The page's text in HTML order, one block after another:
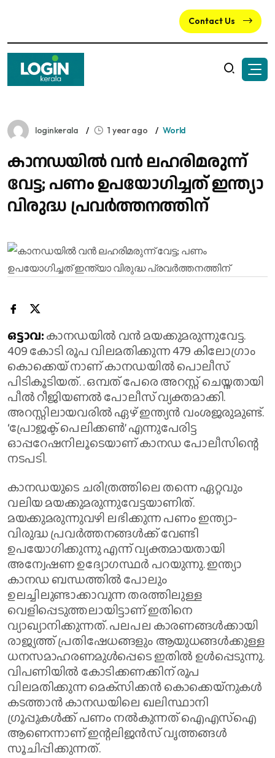
Contact Us
loginkerala 1 year ago World
കാനഡയിൽ വൻ ലഹരിമരുന്ന്
വേട്ട; പണം ഉപയോഗിച്ചത് ഇന്ത്യാ
വിരുദ്ധ പ്രവർത്തനത്തിന്
ഒട്ടാവ:കാനഡയില്‍ വന്‍ മയക്കുമരുന്നുവേട്ട.
409 കോടി രൂപ വിലമതിക്കുന്ന 479 കിലോഗ്രാം
കൊക്കെയ് നാണ് കാനഡയിൽ പൊലീസ്
പിടികൂടിയത്. . ഒമ്പത് പേരെ അറസ്റ്റ് ചെയ്തതായി
പീല്‍ റീജിയണല്‍ പോലീസ് വ്യക്തമാക്കി.
അറസ്റ്റിലായവരില്‍ ഏഴ് ഇന്ത്യന്‍ വംശജരുമുണ്ട്.
‘പ്രോജക്ട് പെലിക്കണ്‍’ എന്നുപേരിട്ട
ഓപ്പറേഷനിലൂടെയാണ് കാനഡ പോലീസിന്റെ
നടപടി.
കാനഡയുടെ ചരിത്രത്തിലെ തന്നെ ഏറ്റവും
വലിയ മയക്കുമരുന്നുവേട്ടയാണിത്.
മയക്കുമരുന്നുവഴി ലഭിക്കുന്ന പണം ഇന്ത്യാ-
വിരുദ്ധ പ്രവര്‍ത്തനങ്ങള്‍ക്ക് വേണ്ടി
ഉപയോഗിക്കുന്നു എന്ന് വ്യക്തമായതായി
അന്വേഷണ ഉദ്യോഗസ്ഥർ പറയുന്നു. ഇന്ത്യാ
കാനഡ ബന്ധത്തിൽ പോലും
ഉലച്ചിലുണ്ടാക്കാവുന്ന തരത്തിലുള്ള
വെളിപ്പെടുത്തലായിട്ടാണ് ഇതിനെ
വ്യാഖ്യാനിക്കുന്നത്. പലപല കാരണങ്ങൾക്കായി
രാജ്യത്ത് പ്രതിഷേധങ്ങളും ആയുധങ്ങള്‍ക്കുള്ള
ധനസമാഹരണമുള്‍പ്പെടെ ഇതില്‍ ഉള്‍പ്പെടുന്നു.
വിപണിയിൽ കോടിക്കണക്കിന് രൂപ
വിലമതിക്കുന്ന മെക്‌സിക്കന്‍ കൊക്കെയ്‌നുകള്‍
കടത്താന്‍ കാനഡയിലെ ഖലിസ്ഥാനി
ഗ്രൂപ്പുകള്‍ക്ക് പണം നല്‍കുന്നത് ഐഎസ്‌ഐ
ആണെന്നാണ് ഇന്റലിജന്‍സ് വൃത്തങ്ങള്‍
സൂചിപ്പിക്കുന്നത്.